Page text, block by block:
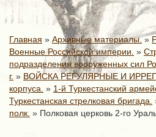
Главная » Архивные материалы.»
Военные Российской империи. »
подразделения вооруженных сил
г. » ВОЙСКА РЕГУЛЯРНЫЕ И
корпуса. » 1-й Туркестанский
Туркестанская стрелковая бригада.
полк. » Полковая церковь 2-го